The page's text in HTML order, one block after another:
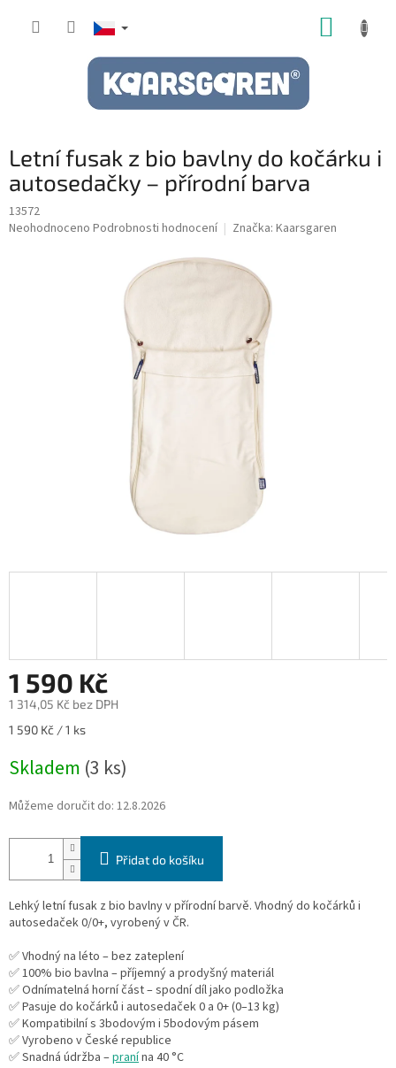
Letní fusak z bio bavlny do kočárku i
autosedačky – přírodní barva
13572
Průměrné
Neohodnoceno Podrobnosti hodnocení Značka: Kaarsgaren
1 590 Kč
1 314,05 Kč bez DPH
Měrná
1 590 Kč / 1 ks
Skladem (3 ks)
Můžeme doručit do: 12.8.2026
Přidat do košíku
Lehký letní fusak z bio bavlny v přírodní barvě. Vhodný do kočárků i
autosedaček 0/0+, vyrobený v ČR.
✅ Vhodný na léto – bez zateplení
✅ 100% bio bavlna – příjemný a prodyšný materiál
✅ Odnímatelná horní část – spodní díl jako podložka
✅ Pasuje do kočárků i autosedaček 0 a 0+ (0–13 kg)
✅ Kompatibilní s 3bodovým i 5bodovým pásem
✅ Vyrobeno v České republice
✅ Snadná údržba –pranína 40 °C